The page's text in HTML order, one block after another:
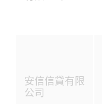
安信信貸有限
公司